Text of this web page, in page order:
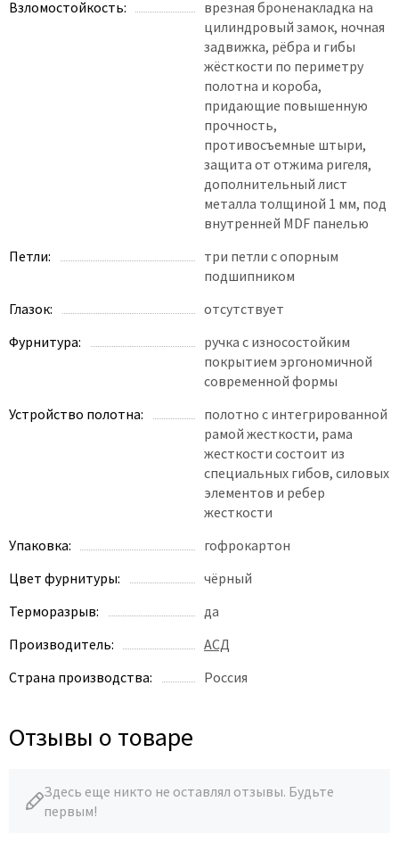
Взломостойкость:
врезная броненакладка на
цилиндровый замок, ночная
задвижка, рёбра и гибы
жёсткости по периметру
полотна и короба,
придающие повышенную
прочность,
противосъемные штыри,
защита от отжима ригеля,
дополнительный лист
металла толщиной 1 мм, под
внутренней MDF панелью
Петли:
три петли с опорным
подшипником
Глазок:
отсутствует
Фурнитура:
ручка с износостойким
покрытием эргономичной
современной формы
Устройство полотна:
полотно с интегрированной
рамой жесткости, рама
жесткости состоит из
специальных гибов, силовых
элементов и ребер
жесткости
Упаковка:
гофрокартон
Цвет фурнитуры:
чёрный
Терморазрыв:
да
Производитель:
АСД
Страна производства:
Россия
Отзывы о товаре
Здесь еще никто не оставлял отзывы. Будьте
первым!